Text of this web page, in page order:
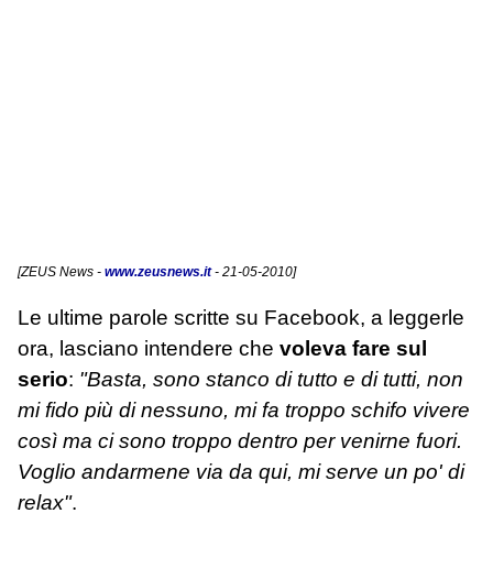
[ZEUS News - www.zeusnews.it- 21-05-2010]
Le ultime parole scritte su Facebook, a leggerle
ora, lasciano intendere che voleva fare sul
serio: "Basta, sono stanco di tutto e di tutti, non
mi fido più di nessuno, mi fa troppo schifo vivere
così ma ci sono troppo dentro per venirne fuori.
Voglio andarmene via da qui, mi serve un po' di
relax".